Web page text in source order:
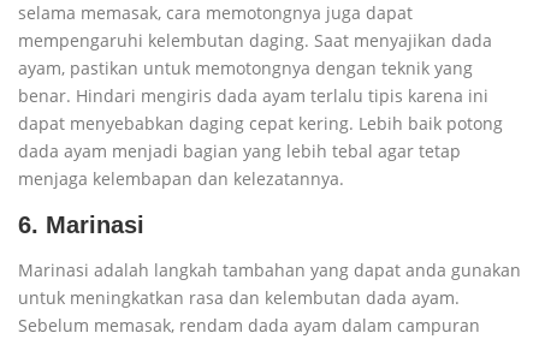
selama memasak, cara memotongnya juga dapat
mempengaruhi kelembutan daging. Saat menyajikan dada
ayam, pastikan untuk memotongnya dengan teknik yang
benar. Hindari mengiris dada ayam terlalu tipis karena ini
dapat menyebabkan daging cepat kering. Lebih baik potong
dada ayam menjadi bagian yang lebih tebal agar tetap
menjaga kelembapan dan kelezatannya.
6. Marinasi
Marinasi adalah langkah tambahan yang dapat anda gunakan
untuk meningkatkan rasa dan kelembutan dada ayam.
Sebelum memasak, rendam dada ayam dalam campuran